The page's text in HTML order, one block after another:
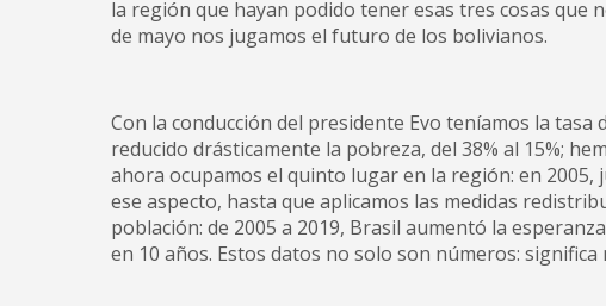
la región que hayan podido tener esas tres cosas que
de mayo nos jugamos el futuro de los bolivianos.
Con la conducción del presidente Evo teníamos la
reducido drásticamente la pobreza, del 38% al 15%;
ahora ocupamos el quinto lugar en la región: en
ese aspecto, hasta que aplicamos las medidas
población: de 2005 a 2019, Brasil aumentó la
en 10 años. Estos datos no solo son números: